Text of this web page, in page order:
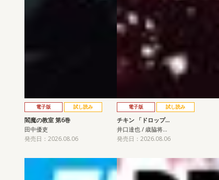
電子版 試し読み
閻魔の教室 第6巻
田中優吏
発売日：2026.08.06
電子版 試し読み
チキン 「ドロップ…
井口達也 / 歳脇将…
発売日：2026.08.06